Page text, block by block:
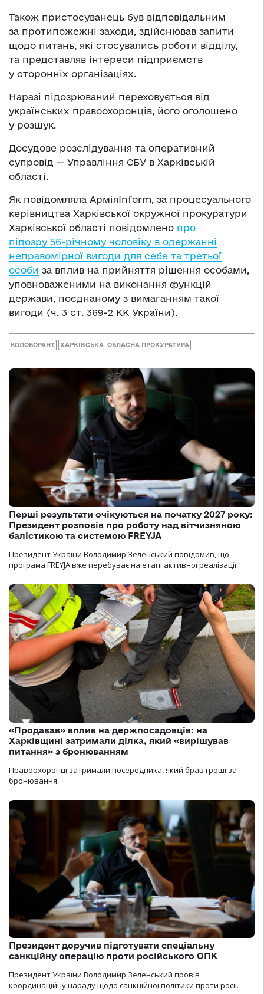
Також пристосуванець був відповідальним
за протипожежні заходи, здійснював запити
щодо питань, які стосувались роботи відділу,
та представляв інтереси підприємств
у сторонніх організаціях.
Наразі підозрюваний переховується від
українських правоохоронців, його оголошено
у розшук.
Досудове розслідування та оперативний
супровід — Управління СБУ в Харківській
області.
Як повідомляла АрміяInform, за процесуального
керівництва Харківської окружної прокуратури
Харківської області повідомлено про
підозру 56-річному чоловіку в одержанні
неправомірної вигоди для себе та третьої
особи за вплив на прийняття рішення особами,
уповноваженими на виконання функцій
держави, поєднаному з вимаганням такої
вигоди (ч. 3 ст. 369-2 КК України).
КОЛОБОРАНТ ХАРКІВСЬКА ОБЛАСНА ПРОКУРАТУРА
Перші результати очікуються на початку 2027 року:
Президент розповів про роботу над вітчизняною
балістикою та системою FREYJA
Президент України Володимир Зеленський повідомив, що
програма FREYJA вже перебуває на етапі активної реалізації.
«Продавав» вплив на держпосадовців: на
Харківщині затримали ділка, який «вирішував
питання» з бронюванням
Правоохоронці затримали посередника, який брав гроші за
бронювання.
Президент доручив підготувати спеціальну
санкційну операцію проти російського ОПК
Президент України Володимир Зеленський провів
координаційну нараду щодо санкційної політики проти росії.